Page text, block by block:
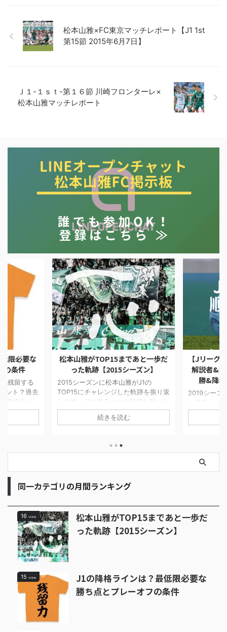
松本山雅×FC東京マッチレポート【J1 1st
第15節 2015年6月7日】
Ｊ１-１ｓｔ-第１６節 川崎フロンターレ×
松本山雅マッチレポート
限必要な
の条件
残留する
ント？過去
降格ライン
チーム間の
松本山雅がTOP15まであと一歩だ
った軌跡【2015シーズン】
2015シーズンに松本山雅がJ1の
TOP15にチャレンジした軌跡を振り返
ります。J1に残ることを目指し戦った
4試合を当時の他チームの状況や気持
ちを書いています。最終順位は16位で
続きを読む
【Jリーグ
解説者&
勝&降
2019シーズ
想です。サ
た。ダーク
古屋グラン
同一カテゴリの月間ランキング
16 view
松本山雅がTOP15まであと一歩だ
った軌跡【2015シーズン】
15 view
J1の降格ラインは？最低限必要な
勝ち点とプレーオフの条件